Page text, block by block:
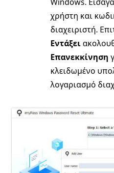
χρήστη και
διαχειριστή.
Εντάξει
Επανεκκίνηση
κλειδωμένο
λογαριασμό